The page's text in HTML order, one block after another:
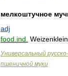
мелкоштучное
adj
food ind
Универсальный русско-
пшеничной муки